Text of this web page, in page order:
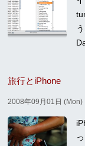
旅行とiPhone
2008年09月01日 (Mon)